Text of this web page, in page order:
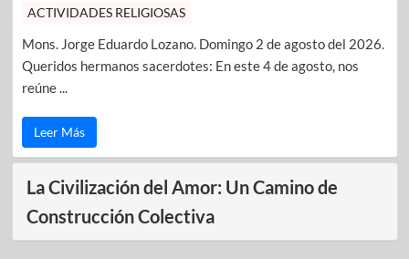
ACTIVIDADES RELIGIOSAS
Mons. Jorge Eduardo Lozano. Domingo 2 de agosto del 2026.
Queridos hermanos sacerdotes: En este 4 de agosto, nos
reúne ...
Leer Más
La Civilización del Amor: Un Camino de
Construcción Colectiva